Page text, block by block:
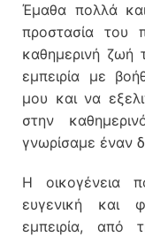
Έμαθα πολλά
προστασία του
καθημερινή
εμπειρία με
μου και να
στην
γνωρίσαμε έναν
Η οικογένεια
ευγενική και
εμπειρία, από